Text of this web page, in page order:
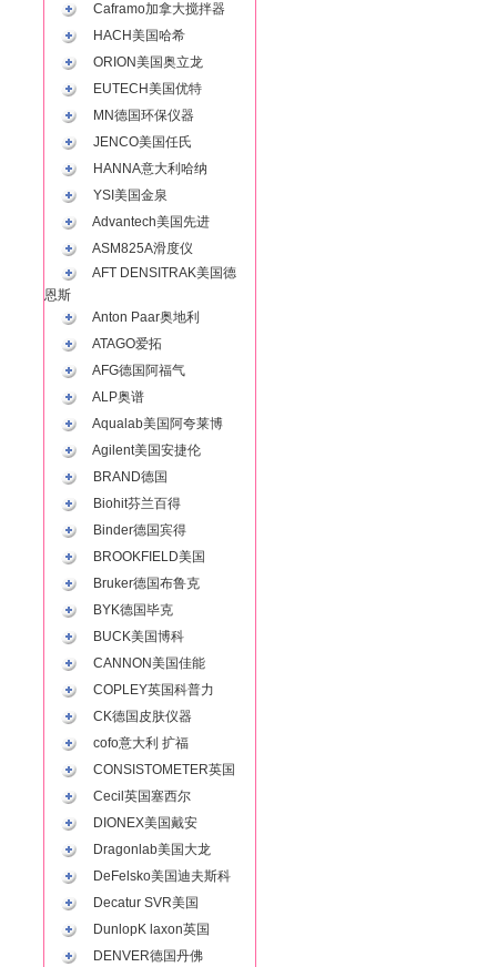
Caframo加拿大搅拌器
HACH美国哈希
ORION美国奥立龙
EUTECH美国优特
MN德国环保仪器
JENCO美国任氏
HANNA意大利哈纳
YSI美国金泉
Advantech美国先进
ASM825A滑度仪
AFT DENSITRAK美国德
恩斯
Anton Paar奥地利
ATAGO爱拓
AFG德国阿福气
ALP奥谱
Aqualab美国阿夸莱博
Agilent美国安捷伦
BRAND德国
Biohit芬兰百得
Binder德国宾得
BROOKFIELD美国
Bruker德国布鲁克
BYK德国毕克
BUCK美国博科
CANNON美国佳能
COPLEY英国科普力
CK德国皮肤仪器
cofo意大利 扩福
CONSISTOMETER英国
Cecil英国塞西尔
DIONEX美国戴安
Dragonlab美国大龙
DeFelsko美国迪夫斯科
Decatur SVR美国
DunlopK laxon英国
DENVER德国丹佛